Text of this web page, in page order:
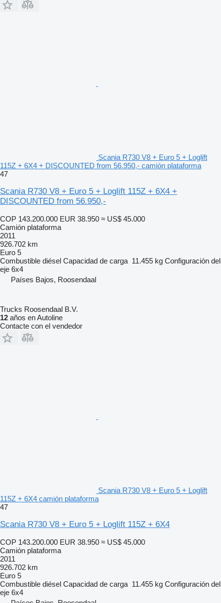
Scania R730 V8 + Euro 5 + Loglift
115Z + 6X4 + DISCOUNTED from 56.950,- camión plataforma
47
Scania R730 V8 + Euro 5 + Loglift 115Z + 6X4 +
DISCOUNTED from 56.950,-
COP 143.200.000 EUR 38.950 ≈ US$ 45.000
Camión plataforma
2011
926.702 km
Euro 5
Combustible diésel Capacidad de carga 11.455 kg Configuración del
eje 6x4
Países Bajos, Roosendaal
Trucks Roosendaal B.V.
12 años en Autoline
Contacte con el vendedor
Scania R730 V8 + Euro 5 + Loglift
115Z + 6X4 camión plataforma
47
Scania R730 V8 + Euro 5 + Loglift 115Z + 6X4
COP 143.200.000 EUR 38.950 ≈ US$ 45.000
Camión plataforma
2011
926.702 km
Euro 5
Combustible diésel Capacidad de carga 11.455 kg Configuración del
eje 6x4